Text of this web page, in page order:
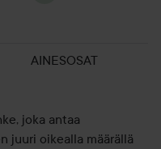
AINESOSAT
joka antaa
juuri oikealla määrällä